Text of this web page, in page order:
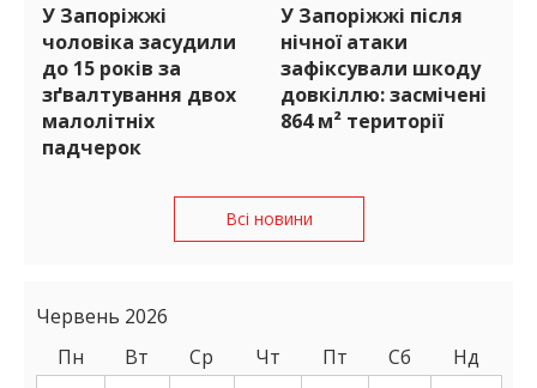
У Запоріжжі
чоловіка засудили
до 15 років за
зґвалтування двох
малолітніх
падчерок
У Запоріжжі після
нічної атаки
зафіксували шкоду
довкіллю: засмічені
864 м² території
Всі новини
Червень 2026
Пн
Вт Ср Чт Пт Сб Нд